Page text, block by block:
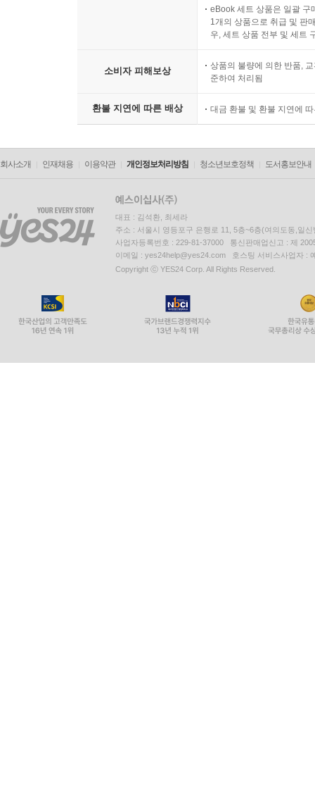
eBook 세트 상품은 일괄 구
1개의 상품으로 취급 및 판
우, 세트 상품 전부 및 세트
소비자 피해보상
상품의 불량에 의한 반품,
준하여 처리됨
환불 지연에 따른 배상 대금 환불 및 환불 지연에
회사소개 인재채용 이용약관 개인정보처리방침 청소년보호정책 도서홍보안내
대표 : 김석환, 최세라
주소 : 서울시 영등포구 은행로 11, 5층~6층(여의도동,일신
사업자등록번호 : 229-81-37000 통신판매업신고 : 제
이메일 : yes24help@yes24.com 호스팅 서비스사업자 :
Copyright ⓒ YES24 Corp. All Rights Reserved.